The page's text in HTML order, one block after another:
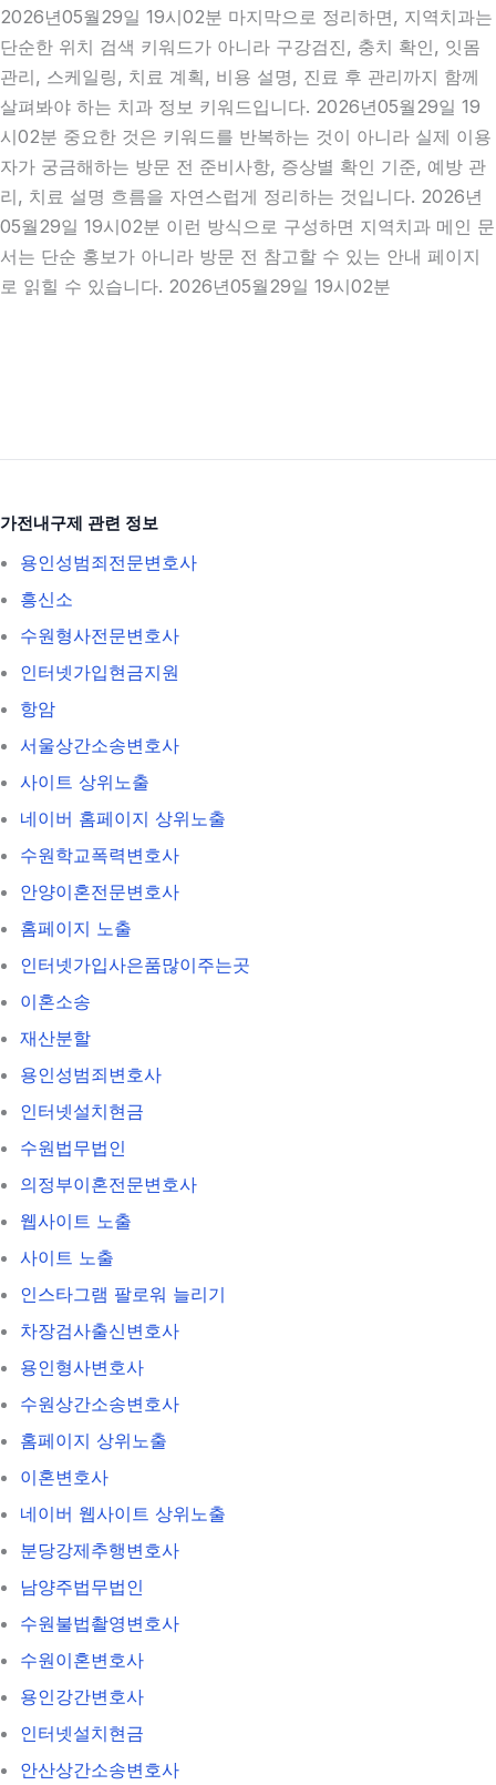
2026년05월29일 19시02분 마지막으로 정리하면, 지역치과는
단순한 위치 검색 키워드가 아니라 구강검진, 충치 확인, 잇몸
관리, 스케일링, 치료 계획, 비용 설명, 진료 후 관리까지 함께
살펴봐야 하는 치과 정보 키워드입니다. 2026년05월29일 19
시02분 중요한 것은 키워드를 반복하는 것이 아니라 실제 이용
자가 궁금해하는 방문 전 준비사항, 증상별 확인 기준, 예방 관
리, 치료 설명 흐름을 자연스럽게 정리하는 것입니다. 2026년
05월29일 19시02분 이런 방식으로 구성하면 지역치과 메인 문
서는 단순 홍보가 아니라 방문 전 참고할 수 있는 안내 페이지
로 읽힐 수 있습니다. 2026년05월29일 19시02분
가전내구제 관련 정보
용인성범죄전문변호사
흥신소
수원형사전문변호사
인터넷가입현금지원
항암
서울상간소송변호사
사이트 상위노출
네이버 홈페이지 상위노출
수원학교폭력변호사
안양이혼전문변호사
홈페이지 노출
인터넷가입사은품많이주는곳
이혼소송
재산분할
용인성범죄변호사
인터넷설치현금
수원법무법인
의정부이혼전문변호사
웹사이트 노출
사이트 노출
인스타그램 팔로워 늘리기
차장검사출신변호사
용인형사변호사
수원상간소송변호사
홈페이지 상위노출
이혼변호사
네이버 웹사이트 상위노출
분당강제추행변호사
남양주법무법인
수원불법촬영변호사
수원이혼변호사
용인강간변호사
인터넷설치현금
안산상간소송변호사